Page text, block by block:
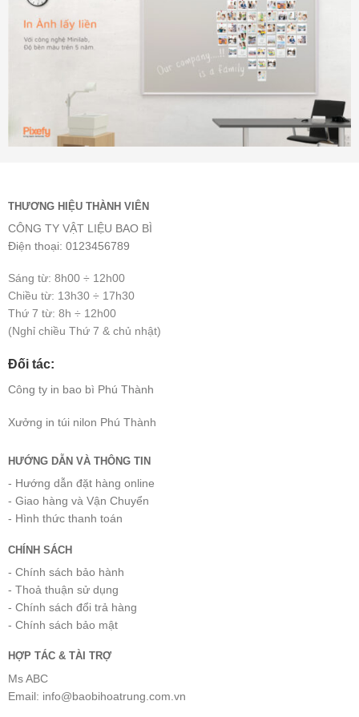
THƯƠNG HIỆU THÀNH VIÊN
CÔNG TY VẬT LIỆU BAO BÌ
Điện thoại: 0123456789
Sáng từ: 8h00 ÷ 12h00
Chiều từ: 13h30 ÷ 17h30
Thứ 7 từ: 8h ÷ 12h00
(Nghỉ chiều Thứ 7 & chủ nhật)
Đối tác:
Công ty in bao bì Phú Thành
Xưởng in túi nilon Phú Thành
HƯỚNG DẪN VÀ THÔNG TIN
- Hướng dẫn đặt hàng online
- Giao hàng và Vận Chuyển
- Hình thức thanh toán
CHÍNH SÁCH
- Chính sách bảo hành
- Thoả thuận sử dụng
- Chính sách đổi trả hàng
- Chính sách bảo mật
HỢP TÁC & TÀI TRỢ
Ms ABC
Email: info@baobihoatrung.com.vn